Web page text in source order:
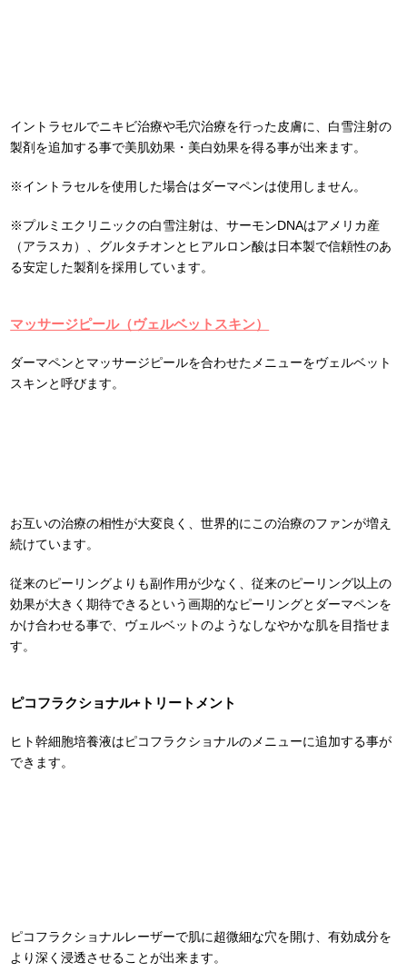
イントラセルでニキビ治療や毛穴治療を行った皮膚に、白雪注射の
製剤を追加する事で美肌効果・美白効果を得る事が出来ます。
※イントラセルを使用した場合はダーマペンは使用しません。
※プルミエクリニックの白雪注射は、サーモンDNAはアメリカ産
（アラスカ）、グルタチオンとヒアルロン酸は日本製で信頼性のあ
る安定した製剤を採用しています。
マッサージピール（ヴェルベットスキン）
ダーマペンとマッサージピールを合わせたメニューをヴェルベット
スキンと呼びます。
お互いの治療の相性が大変良く、世界的にこの治療のファンが増え
続けています。
従来のピーリングよりも副作用が少なく、従来のピーリング以上の
効果が大きく期待できるという画期的なピーリングとダーマペンを
かけ合わせる事で、ヴェルベットのようなしなやかな肌を目指せま
す。
ピコフラクショナル+トリートメント
ヒト幹細胞培養液はピコフラクショナルのメニューに追加する事が
できます。
ピコフラクショナルレーザーで肌に超微細な穴を開け、有効成分を
より深く浸透させることが出来ます。